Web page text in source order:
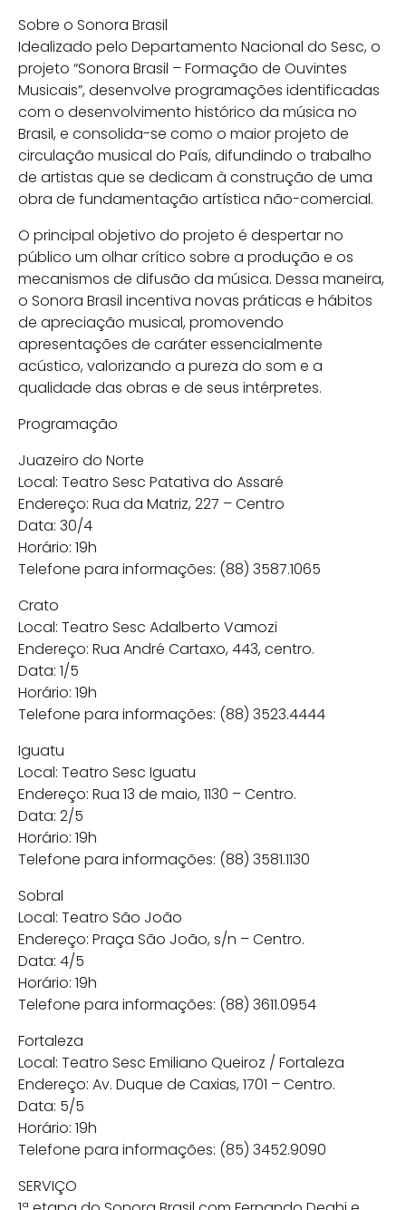
Sobre o Sonora Brasil
Idealizado pelo Departamento Nacional do Sesc, o
projeto “Sonora Brasil – Formação de Ouvintes
Musicais”, desenvolve programações identificadas
com o desenvolvimento histórico da música no
Brasil, e consolida-se como o maior projeto de
circulação musical do País, difundindo o trabalho
de artistas que se dedicam à construção de uma
obra de fundamentação artística não-comercial.
O principal objetivo do projeto é despertar no
público um olhar crítico sobre a produção e os
mecanismos de difusão da música. Dessa maneira,
o Sonora Brasil incentiva novas práticas e hábitos
de apreciação musical, promovendo
apresentações de caráter essencialmente
acústico, valorizando a pureza do som e a
qualidade das obras e de seus intérpretes.
Programação
Juazeiro do Norte
Local: Teatro Sesc Patativa do Assaré
Endereço: Rua da Matriz, 227 – Centro
Data: 30/4
Horário: 19h
Telefone para informações: (88) 3587.1065
Crato
Local: Teatro Sesc Adalberto Vamozi
Endereço: Rua André Cartaxo, 443, centro.
Data: 1/5
Horário: 19h
Telefone para informações: (88) 3523.4444
Iguatu
Local: Teatro Sesc Iguatu
Endereço: Rua 13 de maio, 1130 – Centro.
Data: 2/5
Horário: 19h
Telefone para informações: (88) 3581.1130
Sobral
Local: Teatro São João
Endereço: Praça São João, s/n – Centro.
Data: 4/5
Horário: 19h
Telefone para informações: (88) 3611.0954
Fortaleza
Local: Teatro Sesc Emiliano Queiroz / Fortaleza
Endereço: Av. Duque de Caxias, 1701 – Centro.
Data: 5/5
Horário: 19h
Telefone para informações: (85) 3452.9090
SERVIÇO